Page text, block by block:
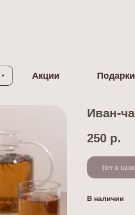
Акции Подарки
Иван-
250 р.
Нет в
В наличии